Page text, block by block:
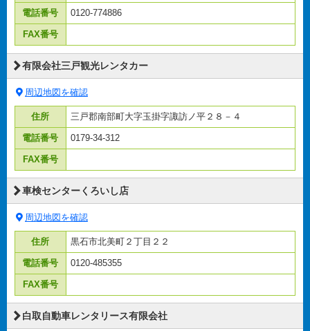
電話番号 0120-774886
FAX番号
有限会社三戸観光レンタカー
周辺地図を確認
住所 三戸郡南部町大字玉掛字諏訪ノ平２８－４
電話番号 0179-34-312
FAX番号
車検センターくろいし店
周辺地図を確認
住所 黒石市北美町２丁目２２
電話番号 0120-485355
FAX番号
白取自動車レンタリース有限会社